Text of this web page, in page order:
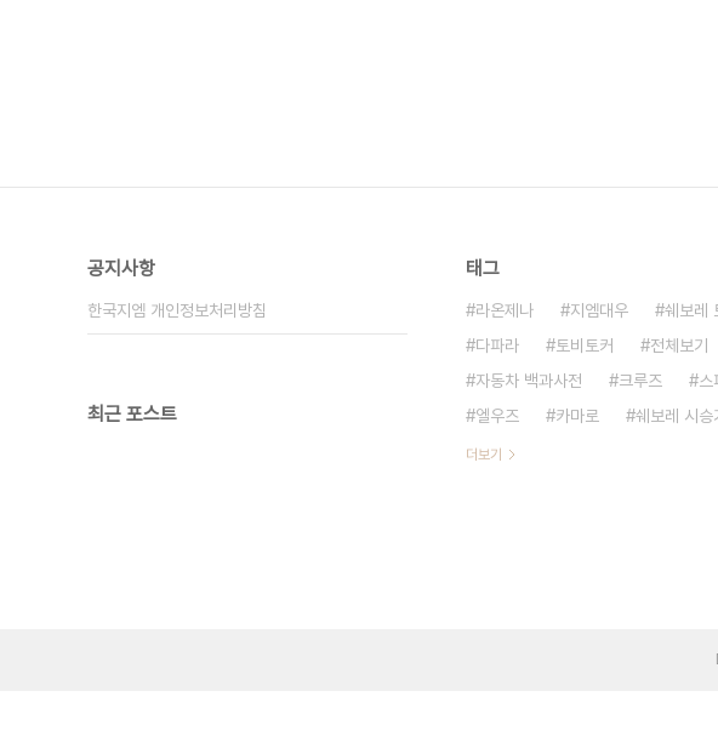
공지사항
한국지엠 개인정보처리방침
최근 포스트
태그
라온제나 지엠대우 쉐보레
다파라
토비토커 전체보기
자동차 백과사전
크루즈 스
엘우즈
카마로 쉐보레 시승
더보기